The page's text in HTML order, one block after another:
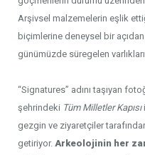
Arşivsel malzemelerin eşlik
biçimlerine deneysel bir
günümüzde süregelen
“Signatures” adını taşıyan
şehrindeki Tüm Milletler Kapısı
gezgin ve ziyaretçiler
getiriyor. Arkeolojinin her